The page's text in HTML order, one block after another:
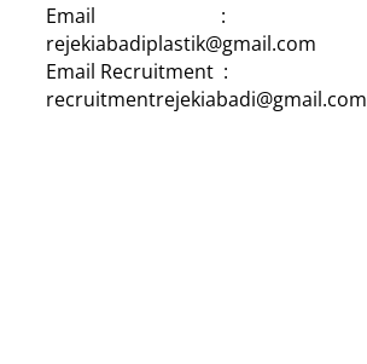
Email :
rejekiabadiplastik@gmail.com
Email Recruitment :
recruitmentrejekiabadi@gmail.com